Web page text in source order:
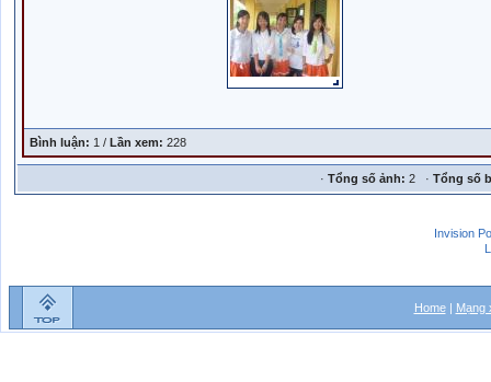
Bình luận: 1 / Lần xem: 228
· Tổng số ảnh: 2 · Tổng số
Invision
Home| Mạng